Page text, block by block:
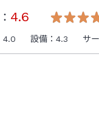
4.6
4.0 設備：4.3 サ